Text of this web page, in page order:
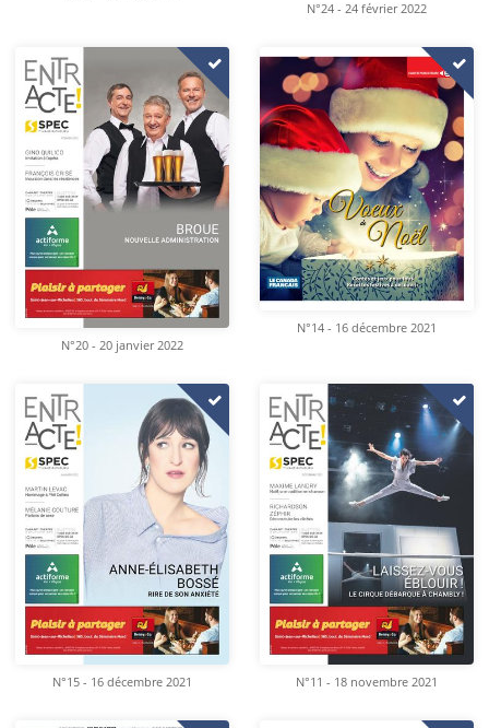
N°24 - 24 février 2022
N°20 - 20 janvier 2022
N°14 - 16 décembre 2021
N°15 - 16 décembre 2021 N°11 - 18 novembre 2021